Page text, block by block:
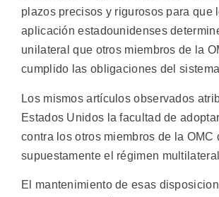
plazos precisos y rigurosos para que
aplicación estadounidenses
unilateral que otros miembros de la
cumplido las obligaciones del
Los mismos artículos observados
Estados Unidos la facultad de
contra los otros miembros de la OMC
supuestamente el régimen
El mantenimiento de esas